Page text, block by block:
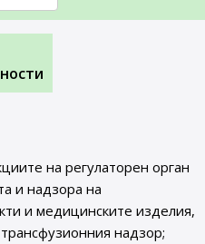
на регулаторен орган
и надзора на
и медицинските изделия,
надзор;